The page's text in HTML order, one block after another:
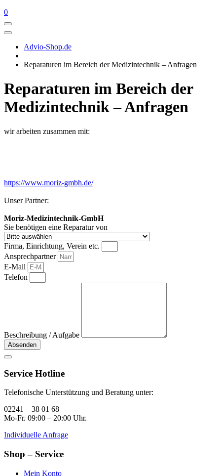
0
Advio-Shop.de
Reparaturen im Bereich der Medizintechnik – Anfragen
Reparaturen im Bereich der
Medizintechnik – Anfragen
wir arbeiten zusammen mit:
https://www.moriz-gmbh.de/
Unser Partner:
Moriz-Medizintechnik-GmbH
Sie benötigen eine Reparatur von
Firma, Einrichtung, Verein etc.
Ansprechpartner
E-Mail
Telefon
Beschreibung / Aufgabe
Absenden
Service Hotline
Telefonische Unterstützung und Beratung unter:
02241 – 38 01 68
Mo-Fr. 09:00 – 20:00 Uhr.
Individuelle Anfrage
Shop – Service
Mein Konto